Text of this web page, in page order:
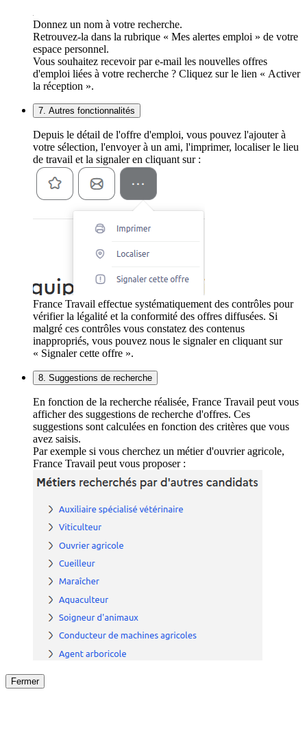
Donnez un nom à votre recherche.
Retrouvez-la dans la rubrique « Mes alertes emploi » de votre
espace personnel.
Vous souhaitez recevoir par e-mail les nouvelles offres
d'emploi liées à votre recherche ? Cliquez sur le lien « Activer
la réception ».
7. Autres fonctionnalités
Depuis le détail de l'offre d'emploi, vous pouvez l'ajouter à
votre sélection, l'envoyer à un ami, l'imprimer, localiser le lieu
de travail et la signaler en cliquant sur :
France Travail effectue systématiquement des contrôles pour
vérifier la légalité et la conformité des offres diffusées. Si
malgré ces contrôles vous constatez des contenus
inappropriés, vous pouvez nous le signaler en cliquant sur
« Signaler cette offre ».
8. Suggestions de recherche
En fonction de la recherche réalisée, France Travail peut vous
afficher des suggestions de recherche d'offres. Ces
suggestions sont calculées en fonction des critères que vous
avez saisis.
Par exemple si vous cherchez un métier d'ouvrier agricole,
France Travail peut vous proposer :
Fermer